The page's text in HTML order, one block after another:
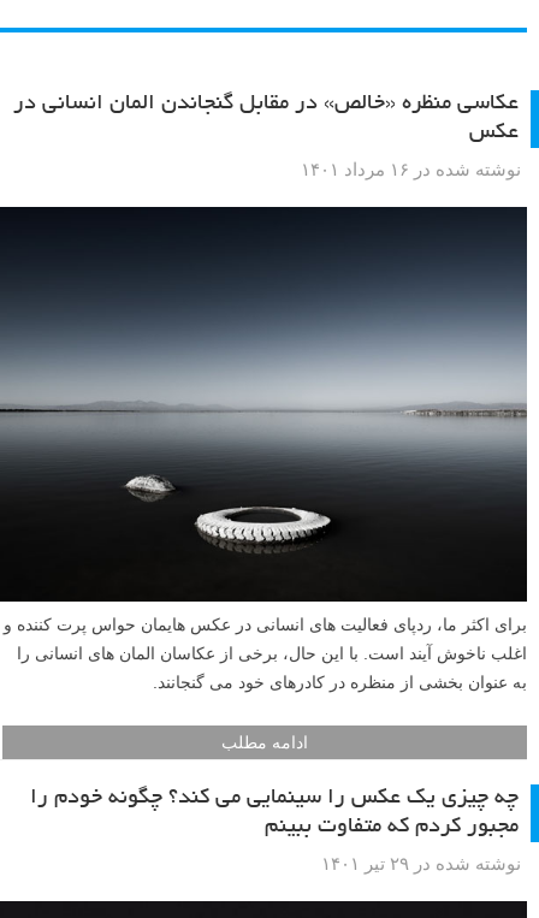
عکاسی منظره «خالص» در مقابل گنجاندن المان انسانی در
عکس
نوشته شده در ۱۶ مرداد ۱۴۰۱
برای اکثر ما، ردپای فعالیت های انسانی در عکس هایمان حواس پرت کننده و
اغلب ناخوش آیند است. با این حال، برخی از عکاسان المان های انسانی را
به عنوان بخشی از منظره در کادرهای خود می گنجانند.
ادامه مطلب
چه چیزی یک عکس را سینمایی می کند؟ چگونه خودم را
مجبور کردم که متفاوت ببینم
نوشته شده در ۲۹ تیر ۱۴۰۱